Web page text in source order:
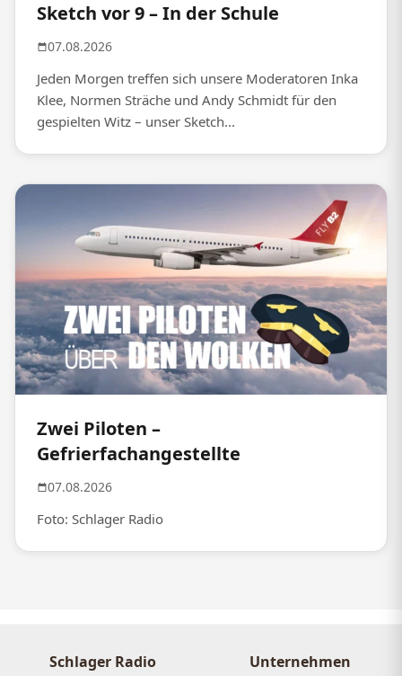
Sketch vor 9 – In der Schule
07.08.2026
Jeden Morgen treffen sich unsere Moderatoren Inka
Klee, Normen Sträche und Andy Schmidt für den
gespielten Witz – unser Sketch...
Zwei Piloten –
Gefrierfachangestellte
07.08.2026
Foto: Schlager Radio
Schlager Radio Unternehmen